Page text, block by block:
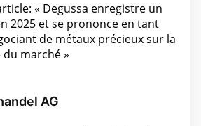
« Degussa enregistre un
2025 et se prononce en tant
de métaux précieux sur la
marché »
AG